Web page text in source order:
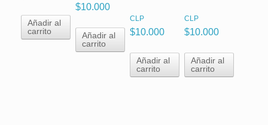
Añadir al
carrito
$10.000
Añadir al
carrito
CLP
$10.000
Añadir al
carrito
CLP
$10.000
Añadir al
carrito